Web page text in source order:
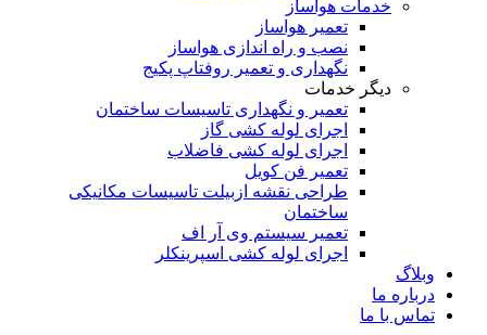
خدمات هواساز
تعمیر هواساز
نصب و راه اندازی هواساز
نگهداری و تعمیر روفتاپ پکیج
دیگر خدمات
تعمیر و نگهداری تاسیسات ساختمان
اجرای لوله کشی گاز
اجرای لوله کشی فاضلاب
تعمیر فن کویل
طراحی نقشه ازبیلت تاسیسات مکانیکی
ساختمان
تعمیر سیستم وی آر اف
اجرای لوله کشی اسپرینکلر
وبلاگ
درباره ما
تماس با ما